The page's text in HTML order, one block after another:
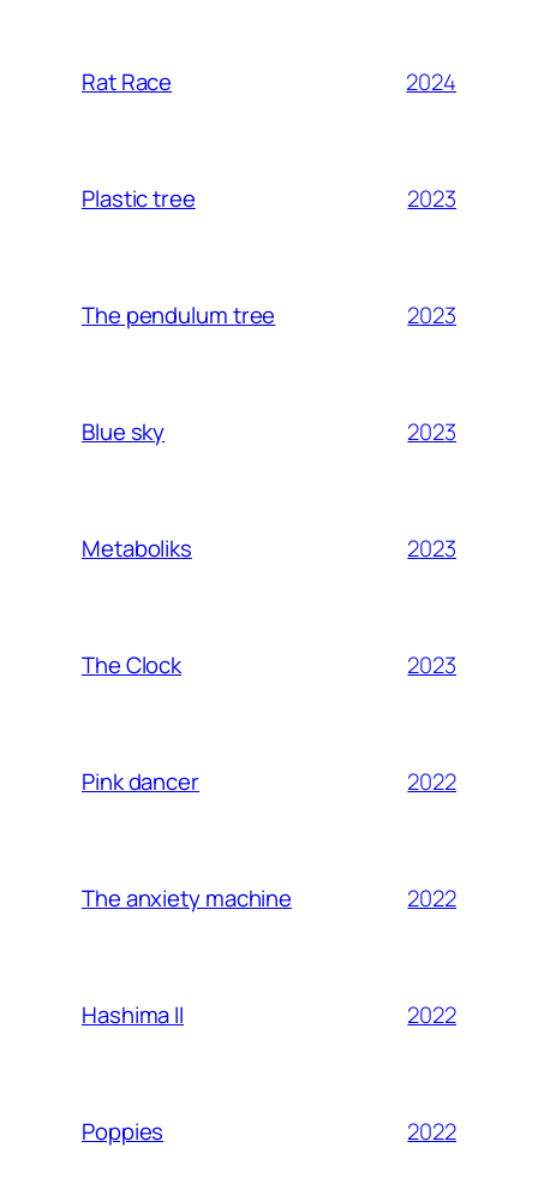
Rat Race 2024
Plastic tree 2023
The pendulum tree 2023
Blue sky 2023
Metaboliks 2023
The Clock 2023
Pink dancer 2022
The anxiety machine 2022
Hashima II 2022
Poppies 2022